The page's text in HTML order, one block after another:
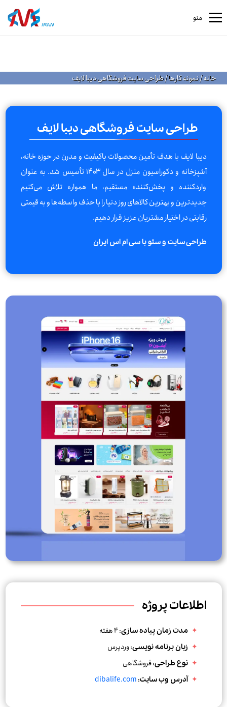
منو
خانه/نمونه کارها/طراحی سایت فروشگاهی دیبا لایف
طراحی سایت فروشگاهی دیبا لایف
دیبا لایف با هدف تأمین محصولات باکیفیت و مدرن در حوزه خانه،
آشپزخانه و دکوراسیون منزل در سال ۱۴۰۳ تأسیس شد. به عنوان
واردکننده و پخش‌کننده مستقیم، ما همواره تلاش می‌کنیم
جدیدترین و بهترین کالاهای روز دنیا را با حذف واسطه‌ها و به قیمتی
رقابتی در اختیار مشتریان عزیز قرار دهیم.
طراحی سایت و سئو با سی ام اس ایران
اطلاعات پروژه
مدت زمان پیاده سازی: 4 هفته
زبان برنامه نویسی:وردپرس
نوع طراحی: فروشگاهی
آدرس وب سایت:
dibalife.com